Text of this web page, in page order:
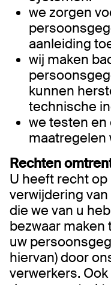
we zorgen
aanleiding
wij maken
kunnen
technische
we testen en
maatregelen
Rechten
U heeft recht
verwijdering
die we van u
bezwaar maken
uw
hiervan) door
verwerkers.